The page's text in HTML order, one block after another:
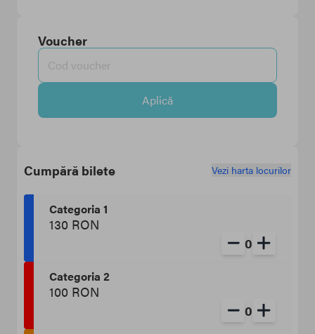
Voucher
Aplică
Cumpără bilete Vezi harta locurilor
Categoria 1
130 RON
0
Categoria 2
100 RON
0